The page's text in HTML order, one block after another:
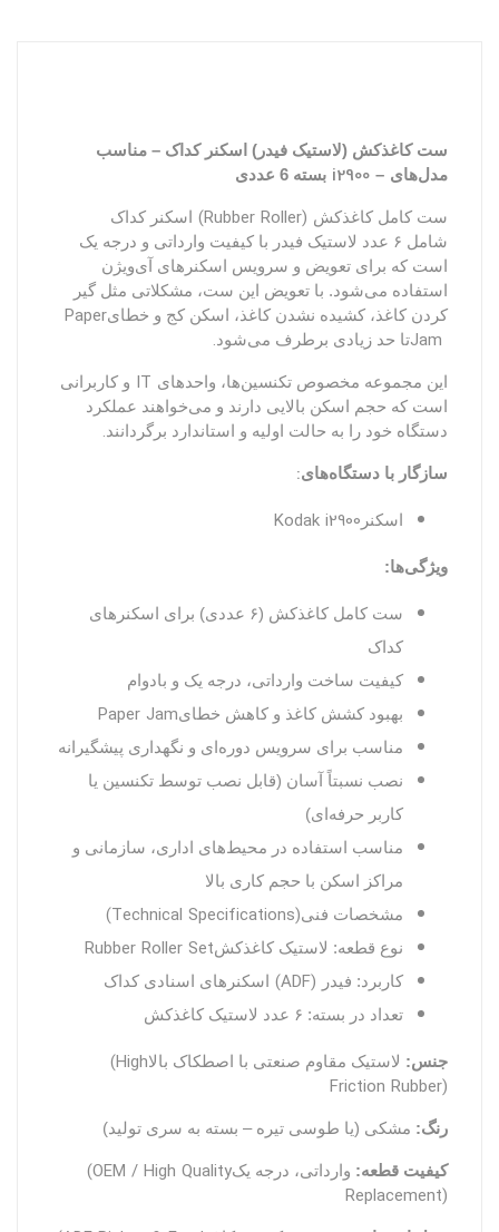
ست کاغذکش (لاستیک فیدر) اسکنر کداک – مناسب
مدل‌های i2900 – بسته 6 عددی
ست کامل کاغذکش (Rubber Roller) اسکنر کداک
شامل ۶ عدد لاستیک فیدر با کیفیت وارداتی و درجه یک
است که برای تعویض و سرویس اسکنرهای آی‌ویژن
استفاده می‌شود. با تعویض این ست، مشکلاتی مثل گیر
کردن کاغذ، کشیده نشدن کاغذ، اسکن کج و خطایPaper
Jamتا حد زیادی برطرف می‌شود .
این مجموعه مخصوص تکنسین‌ها، واحدهای IT و کاربرانی
است که حجم اسکن بالایی دارند و می‌خواهند عملکرد
دستگاه خود را به حالت اولیه و استاندارد برگردانند .
سازگار با دستگاه‌های:
اسکنر Kodak i2900
ویژگی‌ها:
ست کامل کاغذکش (۶ عددی) برای اسکنرهای
کداک
کیفیت ساخت وارداتی، درجه یک و بادوام
بهبود کشش کاغذ و کاهش خطایPaper Jam
مناسب برای سرویس دوره‌ای و نگهداری پیشگیرانه
نصب نسبتاً آسان (قابل نصب توسط تکنسین یا
کاربر حرفه‌ای)
مناسب استفاده در محیط‌های اداری، سازمانی و
مراکز اسکن با حجم کاری بالا
مشخصات فنی(Technical Specifications)
نوع قطعه: لاستیک کاغذکشRubber Roller Set
کاربرد: فیدر (ADF) اسکنرهای اسنادی کداک
تعداد در بسته: ۶ عدد لاستیک کاغذکش
جنس: لاستیک مقاوم صنعتی با اصطکاک بالا(High
Friction Rubber)
رنگ: مشکی (یا طوسی تیره – بسته به سری تولید)
کیفیت قطعه: وارداتی، درجه یک(OEM / High Quality
Replacement)